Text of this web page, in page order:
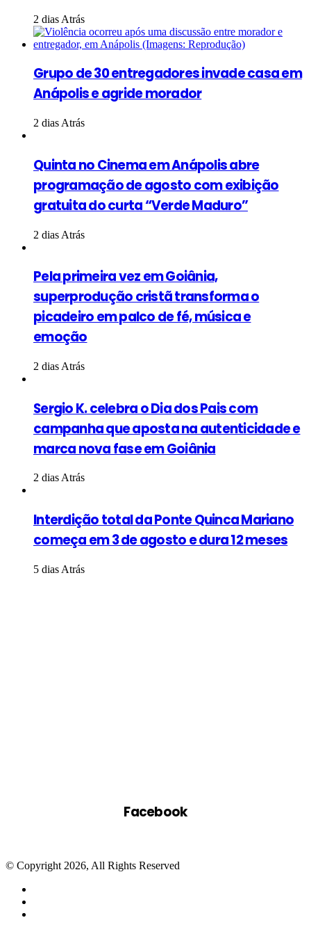
2 dias Atrás
Grupo de 30 entregadores invade casa em
Anápolis e agride morador
2 dias Atrás
Quinta no Cinema em Anápolis abre
programação de agosto com exibição
gratuita do curta “Verde Maduro”
2 dias Atrás
Pela primeira vez em Goiânia,
superprodução cristã transforma o
picadeiro em palco de fé, música e
emoção
2 dias Atrás
Sergio K. celebra o Dia dos Pais com
campanha que aposta na autenticidade e
marca nova fase em Goiânia
2 dias Atrás
Interdição total da Ponte Quinca Mariano
começa em 3 de agosto e dura 12 meses
5 dias Atrás
Facebook
© Copyright 2026, All Rights Reserved